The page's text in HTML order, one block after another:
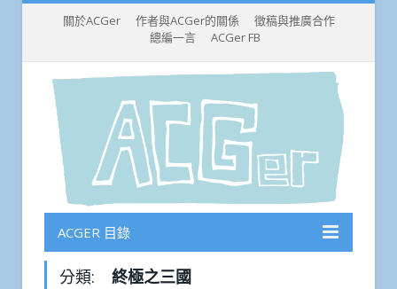
關於ACGer 作者與ACGer的關係
徵稿與推廣合作
總編一言
ACGer FB
ACGER 目錄
分類: 終極之三國